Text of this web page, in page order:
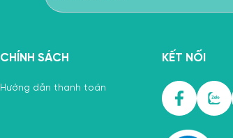
CHÍNH SÁCH
Hướng dẫn thanh toán
KẾT NỐI